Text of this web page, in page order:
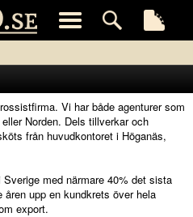
Vi har både agenturer som
Norden. Dels tillverkar och
från huvudkontoret i Höganäs,
med närmare 40% det sista
upp en kundkrets över hela
export.